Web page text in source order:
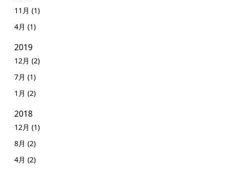
11月 (1)
4月 (1)
2019
12月 (2)
7月 (1)
1月 (2)
2018
12月 (1)
8月 (2)
4月 (2)